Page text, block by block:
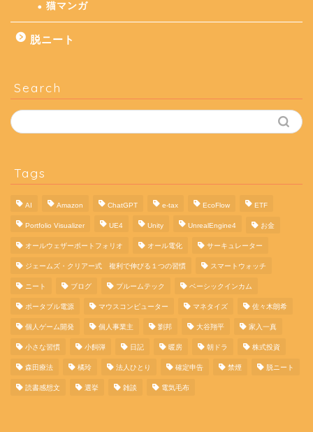
猫マンガ
脱ニート
Search
Tags
AI Amazon ChatGPT e-tax EcoFlow ETF
Portfolio Visualizer UE4 Unity UnrealEngine4 お金
オールウェザーポートフォリオ オール電化 サーキュレーター
ジェームズ・クリアー式 複利で伸びる１つの習慣 スマートウォッチ
ニート ブログ プルームテック ベーシックインカム
ポータブル電源 マウスコンピューター マネタイズ 佐々木朗希
個人ゲーム開発 個人事業主 劉邦 大谷翔平 家入一真
小さな習慣 小飼弾 日記 暖房 朝ドラ 株式投資
森田療法 橘玲 法人ひとり 確定申告 禁煙 脱ニート
読書感想文 選挙 雑談 電気毛布